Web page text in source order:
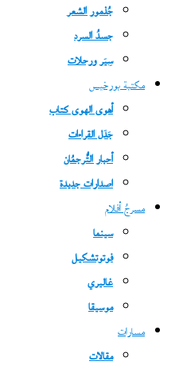
جُذمور الشعر
جسدُ السرد
سِيَر ورحلات
مكتبة بورخيس
أهوى الهوى كتاب
جَدَل القراءات
أحبار التُّرجمُان
اصدارات جديدة
مسرحُ أفلام
سينما
فوتوتشكيل
غاليري
موسيقا
مسارات
مقالات